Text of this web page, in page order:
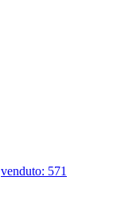
venduto: 571